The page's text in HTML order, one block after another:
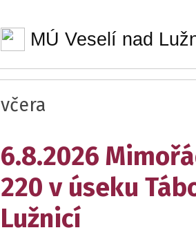
MÚ Veselí nad
včera
6.8.2026
220 v úseku
Lužnicí